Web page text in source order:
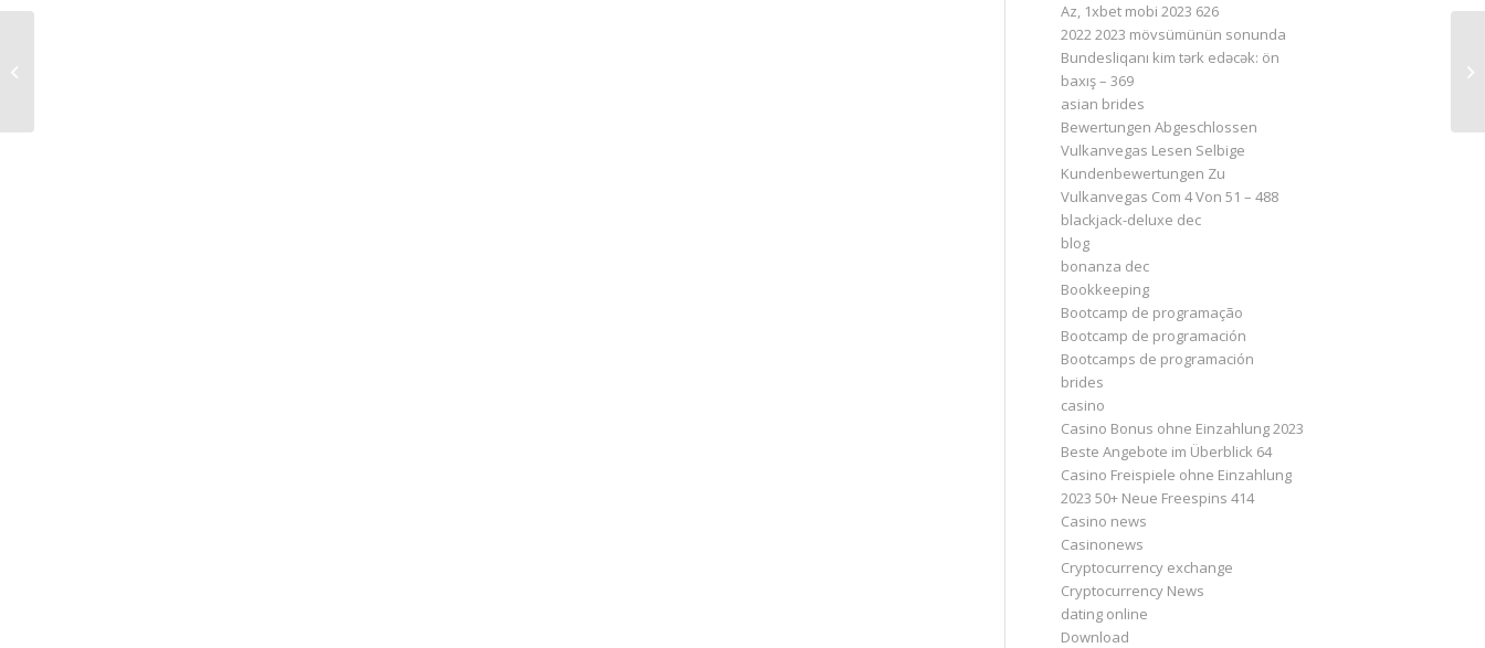
Az, 1xbet mobi 2023 626
2022 2023 mövsümünün sonunda
Bundesliqanı kim tərk edəcək: ön
baxış – 369
asian brides
Bewertungen Abgeschlossen
Vulkanvegas Lesen Selbige
Kundenbewertungen Zu
Vulkanvegas Com 4 Von 51 – 488
blackjack-deluxe dec
blog
bonanza dec
Bookkeeping
Bootcamp de programação
Bootcamp de programación
Bootcamps de programación
brides
casino
Casino Bonus ohne Einzahlung 2023 ️
Beste Angebote im Überblick 64
Casino Freispiele ohne Einzahlung
2023 50+ Neue Freespins 414
Casino news
Casinonews
Cryptocurrency exchange
Cryptocurrency News
dating online
Download